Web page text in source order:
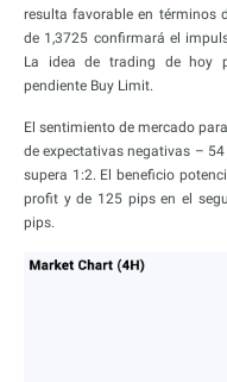
resulta favorable en términos
de 1,3725 confirmará el
La idea de trading de hoy
pendiente Buy Limit.
El sentimiento de mercado
de expectativas negativas –
supera 1:2. El beneficio
profit y de 125 pips en el
pips.